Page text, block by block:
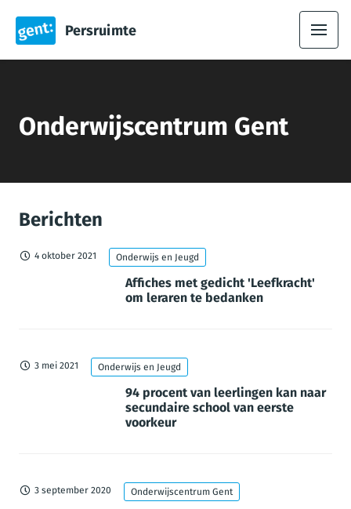
Persruimte
Onderwijscentrum Gent
Berichten
4 oktober 2021 Onderwijs en Jeugd
Affiches met gedicht 'Leefkracht'
om leraren te bedanken
3 mei 2021 Onderwijs en Jeugd
94 procent van leerlingen kan naar
secundaire school van eerste
voorkeur
3 september 2020 Onderwijscentrum Gent